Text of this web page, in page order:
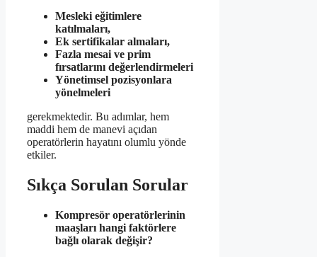
Mesleki eğitimlere
katılmaları,
Ek sertifikalar almaları,
Fazla mesai ve prim
fırsatlarını değerlendirmeleri
Yönetimsel pozisyonlara
yönelmeleri
gerekmektedir. Bu adımlar, hem
maddi hem de manevi açıdan
operatörlerin hayatını olumlu yönde
etkiler.
Sıkça Sorulan Sorular
Kompresör operatörlerinin
maaşları hangi faktörlere
bağlı olarak değişir?